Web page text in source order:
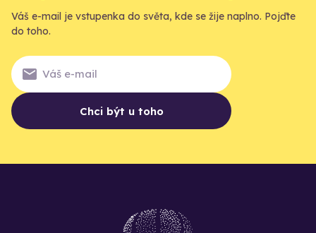
Váš e-mail je vstupenka do světa, kde se žije naplno. Pojďte
do toho.
Chci být u toho